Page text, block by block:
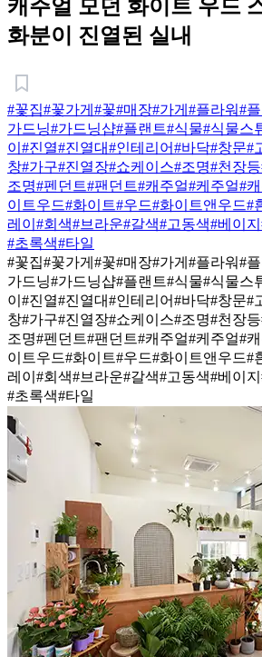
캐주얼 모던 화이트 우드
화분이 진열된 실내
#꽃집#꽃가게 #꽃#매장#가게 #플라워#
가드닝#가드닝샵#플랜트#식물#식물스
이 #진열#진열대#인테리어#바닥#창문#
창#가구#진열장#쇼케이스#조명#천장등
조명#펜던트#팬던트#캐주얼#케주얼#
이트우드#화이트#우드#화이트앤우드#
레이 #회색#브라운#갈색#고동색#베이지
#초록색#타일
#꽃집#꽃가게 #꽃#매장#가게 #플라워#
가드닝#가드닝샵#플랜트#식물#식물스
이 #진열#진열대#인테리어#바닥#창문#
창#가구#진열장#쇼케이스#조명#천장등
조명#펜던트#팬던트#캐주얼#케주얼#
이트우드#화이트#우드#화이트앤우드#
레이 #회색#브라운#갈색#고동색#베이지
#초록색#타일